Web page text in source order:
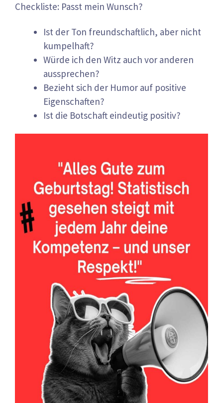
Checkliste: Passt mein Wunsch?
Ist der Ton freundschaftlich, aber nicht
kumpelhaft?
Würde ich den Witz auch vor anderen
aussprechen?
Bezieht sich der Humor auf positive
Eigenschaften?
Ist die Botschaft eindeutig positiv?